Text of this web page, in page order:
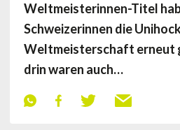
Weltmeisterinnen-Titel
Schweizerinnen die
Weltmeisterschaft erneut
drin waren auch…